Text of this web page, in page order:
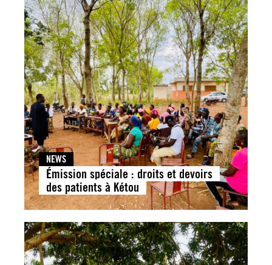
NEWS
Émission spéciale : droits et devoirs
des patients à Kétou